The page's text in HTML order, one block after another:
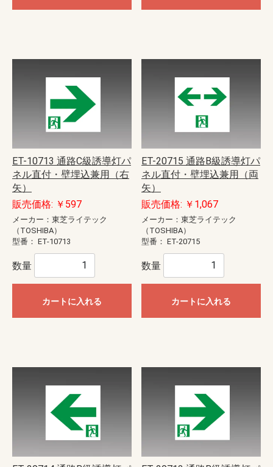
ET-10713 通路C級誘導灯パ
ネル直付・壁埋込兼用（右
矢）
販売価格: ￥597
メーカー：東芝ライテック
（TOSHIBA）
型番： ET-10713
数量
カートに入れる
ET-20715 通路B級誘導灯パ
ネル直付・壁埋込兼用（両
矢）
販売価格: ￥1,067
メーカー：東芝ライテック
（TOSHIBA）
型番： ET-20715
数量
カートに入れる